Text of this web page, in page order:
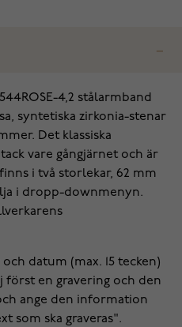
4,2 stålarmband
syntetiska zirkonia-stenar
Det klassiska
vare gångjärnet och är
i två storlekar, 62 mm
i dropp-downmenyn.
datum (max. 15 tecken)
först en gravering och den
ange den information
som ska graveras".